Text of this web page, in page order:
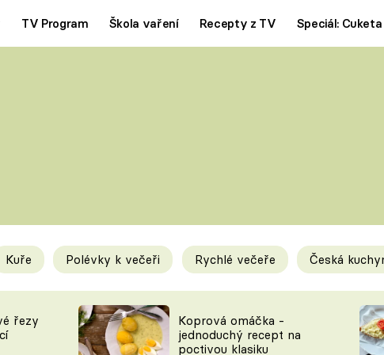
TV Program Škola vaření Recepty z TV Speciál: Cuketa
Tipy a triky
KAM ZA JÍDLEM
Kuře Polévky k večeři Rychlé večeře Česká
řezy
Koprová omáčka -
jednoduchý recept na
poctivou klasiku